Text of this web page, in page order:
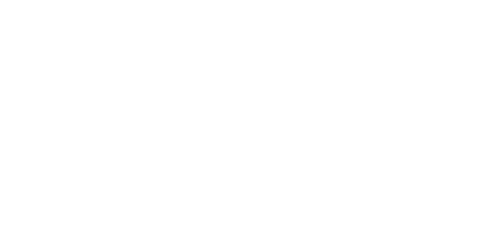
Link, öffnet neues Fenster)
(externer Link, öffnet neues Fenster)